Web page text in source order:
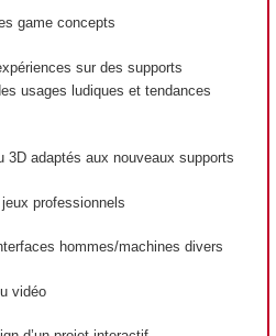
game concepts
sur des supports
usages ludiques et tendances
3D adaptés aux nouveaux supports
professionnels
hommes/machines divers
vidéo